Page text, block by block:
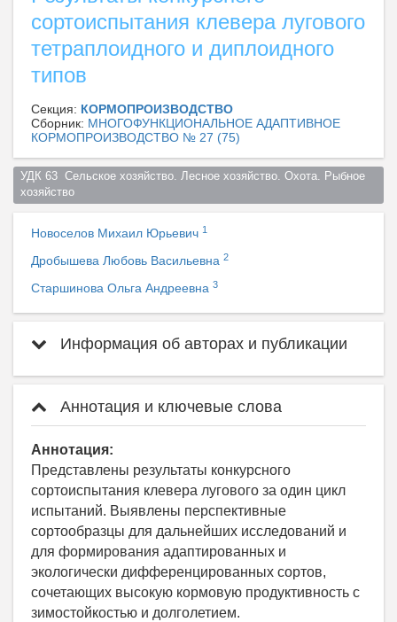
сортоиспытания клевера лугового
тетраплоидного и диплоидного
типов
Секция: КОРМОПРОИЗВОДСТВО
Сборник: МНОГОФУНКЦИОНАЛЬНОЕ АДАПТИВНОЕ
КОРМОПРОИЗВОДСТВО № 27 (75)
УДК 63  Сельское хозяйство. Лесное хозяйство. Охота. Рыбное
хозяйство
Новоселов Михаил Юрьевич 1
Дробышева Любовь Васильевна 2
Старшинова Ольга Андреевна 3
Информация об авторах и публикации
Аннотация и ключевые слова
Аннотация:
Представлены результаты конкурсного
сортоиспытания клевера лугового за один цикл
испытаний. Выявлены перспективные
сортообразцы для дальнейших исследований и
для формирования адаптированных и
экологически дифференцированных сортов,
сочетающих высокую кормовую продуктивность с
зимостойкостью и долголетием.